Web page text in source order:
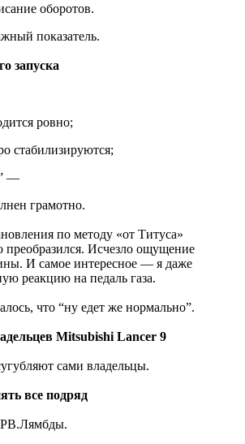
оборотов.
показатель.
запуска
ровно;
стабилизируются;
—
грамотно.
по методу «от Титуса»
преобразился. Исчезло ощущение
И самое интересное — я даже
реакцию на педаль газа.
что “ну едет же нормально”.
Mitsubishi Lancer 9
сами владельцы.
все подряд